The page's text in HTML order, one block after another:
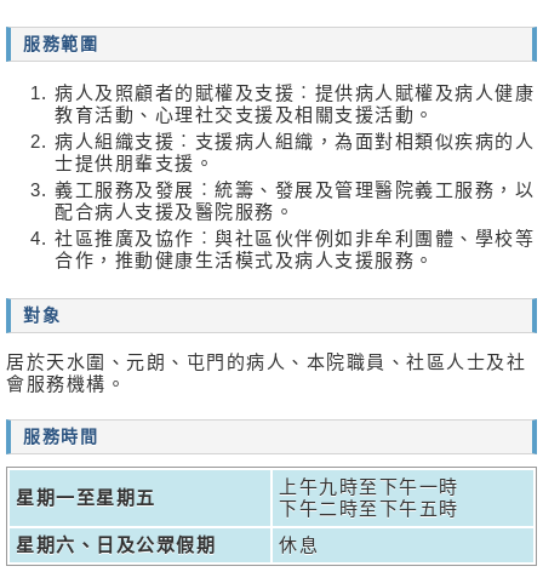
明
職
員
專
用
服務範圍
病人及照顧者的賦權及支援︰提供病人賦權及病人健康
教育活動、心理社交支援及相關支援活動。
病人組織支援︰支援病人組織，為面對相類似疾病的人
士提供朋輩支援。
義工服務及發展︰統籌、發展及管理醫院義工服務，以
配合病人支援及醫院服務。
社區推廣及協作︰與社區伙伴例如非牟利團體、學校等
合作，推動健康生活模式及病人支援服務。
對象
居於天水圍、元朗、屯門的病人、本院職員、社區人士及社
會服務機構。
服務時間
星期一至星期五
上午九時至下午一時
下午二時至下午五時
星期六、日及公眾假期
休息